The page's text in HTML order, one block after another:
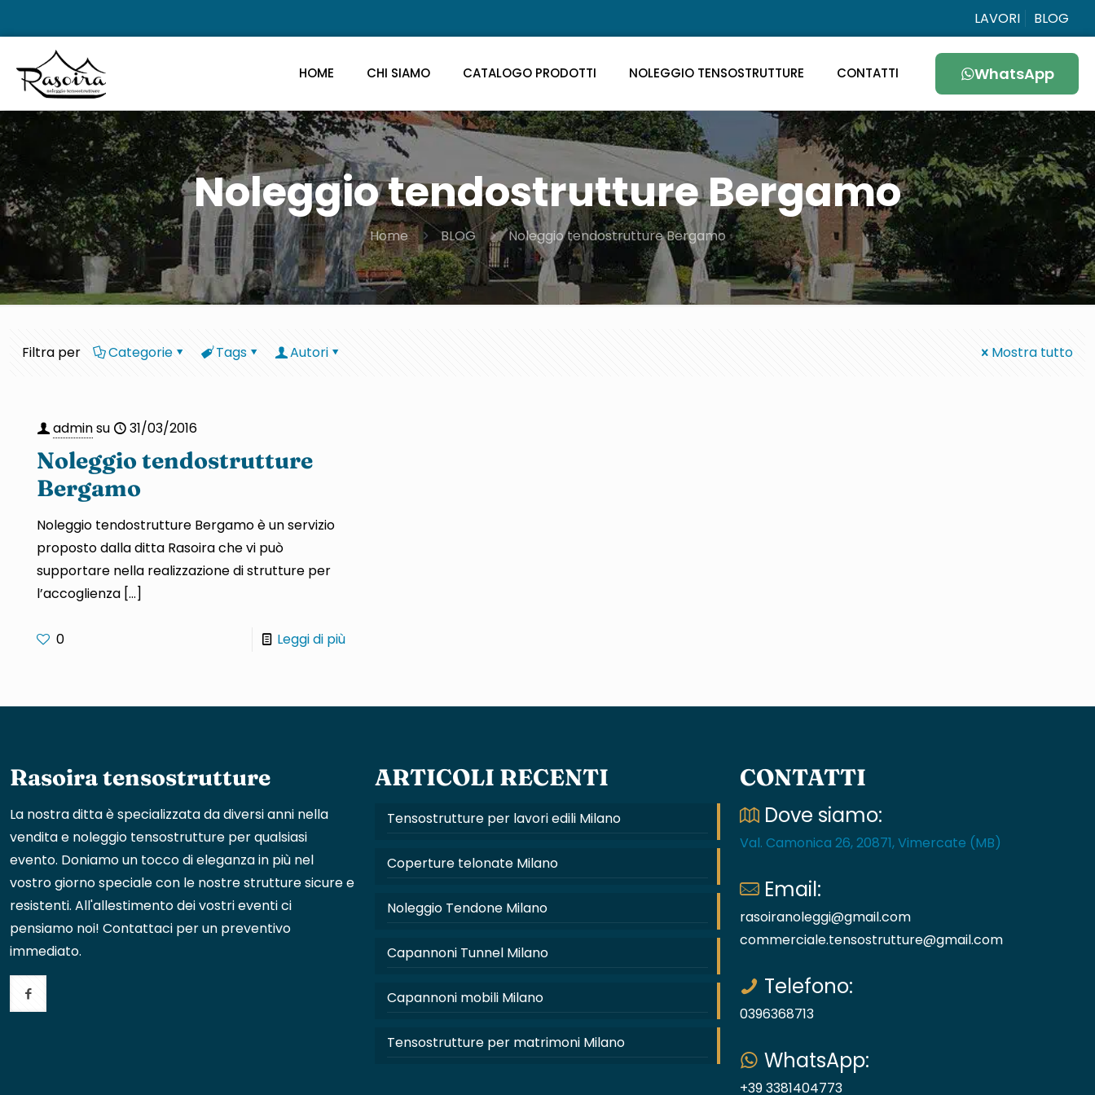
LAVORI BLOG
HOME CHI SIAMO CATALOGO PRODOTTI NOLEGGIO TENSOSTRUTTURE CONTATTI WhatsApp
Noleggio tendostrutture Bergamo
Home BLOG Noleggio tendostrutture Bergamo
Filtra per Categorie Tags Autori Mostra tutto
adminsu 31/03/2016
Noleggio tendostrutture
Bergamo
Noleggio tendostrutture Bergamo è un servizio
proposto dalla ditta Rasoira che vi può
supportare nella realizzazione di strutture per
l’accoglienza […]
0 Leggi di più
Rasoira tensostrutture
La nostra ditta è specializzata da diversi anni nella
vendita e noleggio tensostrutture per qualsiasi
evento. Doniamo un tocco di eleganza in più nel
vostro giorno speciale con le nostre strutture sicure e
resistenti. All'allestimento dei vostri eventi ci
pensiamo noi! Contattaci per un preventivo
immediato.
ARTICOLI RECENTI
Tensostrutture per lavori edili Milano
Coperture telonate Milano
Noleggio Tendone Milano
Capannoni Tunnel Milano
Capannoni mobili Milano
Tensostrutture per matrimoni Milano
CONTATTI
Dove siamo:
Val. Camonica 26, 20871, Vimercate (MB)
Email:
rasoiranoleggi@gmail.com
commerciale.tensostrutture@gmail.com
Telefono:
0396368713
WhatsApp:
+39 3381404773